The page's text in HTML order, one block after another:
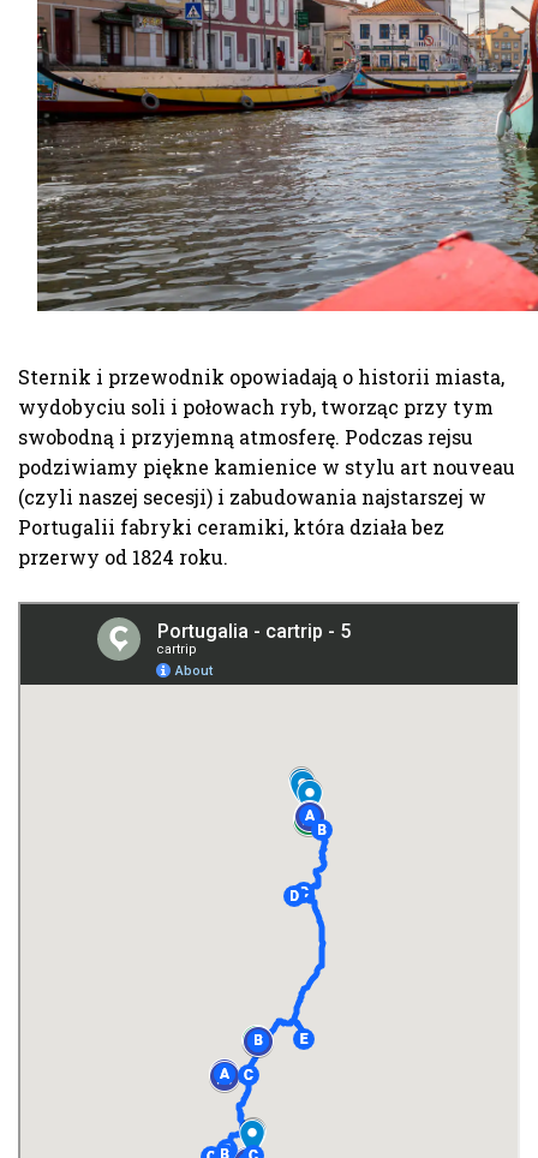
Sternik i przewodnik opowiadają o historii miasta,
wydobyciu soli i połowach ryb, tworząc przy tym
swobodną i przyjemną atmosferę. Podczas rejsu
podziwiamy piękne kamienice w stylu art nouveau
(czyli naszej secesji) i zabudowania najstarszej w
Portugalii fabryki ceramiki, która działa bez
przerwy od 1824 roku.